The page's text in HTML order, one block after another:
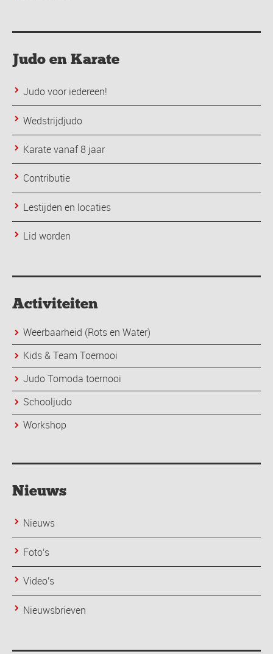
Judo en Karate
Judo voor iedereen!
Wedstrijdjudo
Karate vanaf 8 jaar
Contributie
Lestijden en locaties
Lid worden
Activiteiten
Weerbaarheid (Rots en Water)
Kids & Team Toernooi
Judo Tomoda toernooi
Schooljudo
Workshop
Nieuws
Nieuws
Foto's
Video's
Nieuwsbrieven